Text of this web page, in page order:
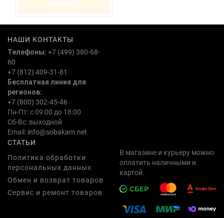
НАШИ КОНТАКТЫ
Телефоны: +7 (499) 380-68-
60
+7 (812) 409-31-81
Бесплатная линия для
регионов:
+7 (800) 302-45-46
Пн-Пт: с 09:00 до 18:00
Сб-Вс: выходной
Email: info@sobakam.net
СТАТЬИ
Политика обработки
персональных данных
Обмен и возврат товаров
Сервис и ремонт товаров
В магазине и курьеру можно
оплатить наличными и
картой.